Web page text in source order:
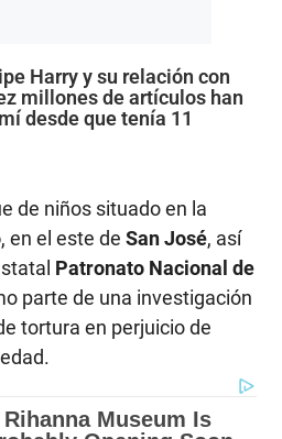
Harry y su relación con
millones de artículos han
desde que tenía 11
de niños situado en la
, en el este de San José, así
Patronato Nacional de
parte de una investigación
tortura en perjuicio de